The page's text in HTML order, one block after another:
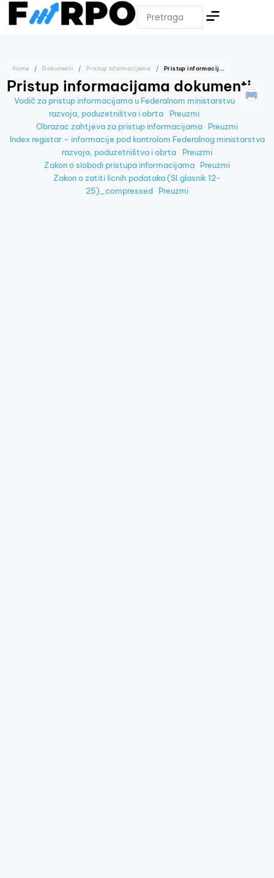
Home Dokumenti Pristup informacijama
Pristup informacijama dokumenti
Vodič za pristup informacijama u Federalnom ministarstvu
razvoja, poduzetništva i obrta
Preuzmi
Obrazac zahtjeva za pristup informacijama
Preuzmi
Index registar – informacije pod kontrolom Federalnog ministarstva
razvoja, poduzetništva i obrta
Preuzmi
Zakon o slobodi pristupa informacijama
Preuzmi
Zakon o zatiti licnih podataka (Sl.glasnik 12-
25)_compressed
Preuzmi